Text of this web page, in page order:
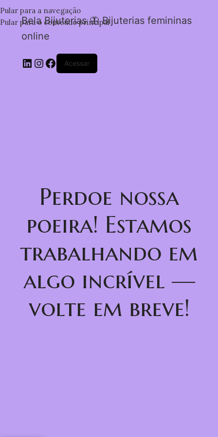
Pular para a navegação
Pular para o conteúdo principal
Bela Bijuterias 🦋 Bijuterias femininas
online
Acessar
Perdoe nossa
poeira! Estamos
trabalhando em
algo incrível —
volte em breve!